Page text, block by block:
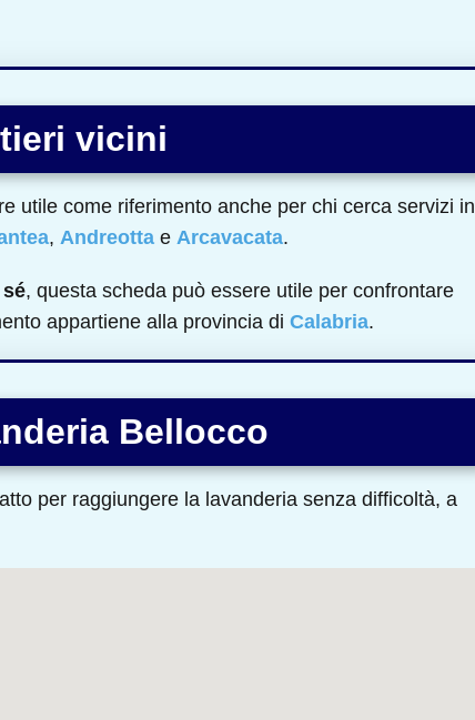
vicini
utile come riferimento anche per chi cerca servizi in
, Andreotta e Arcavacata.
, questa scheda può essere utile per confrontare
appartiene alla provincia di Calabria.
Bellocco
per raggiungere la lavanderia senza difficoltà, a